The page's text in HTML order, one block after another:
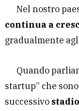
Nel nostro
continua a
gradualmente
Quando
startup” che
successivo